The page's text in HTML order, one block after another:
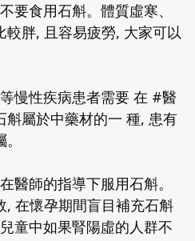
要食用石斛。體質虛寒、
胖, 且容易疲勞, 大家可以
慢性疾病患者需要 在 #醫
斛屬於中藥材的一 種, 患有
醫師的指導下服用石斛。
, 在懷孕期間盲目補充石斛
童中如果腎陽虛的人群不